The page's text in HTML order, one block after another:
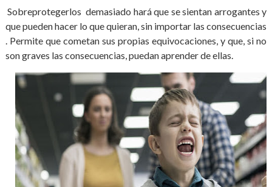
Sobreprotegerlos demasiado hará que se sientan arrogantes y
que pueden hacer lo que quieran, sin importar las consecuencias
. Permite que cometan sus propias equivocaciones, y que, si no
son graves las consecuencias, puedan aprender de ellas.